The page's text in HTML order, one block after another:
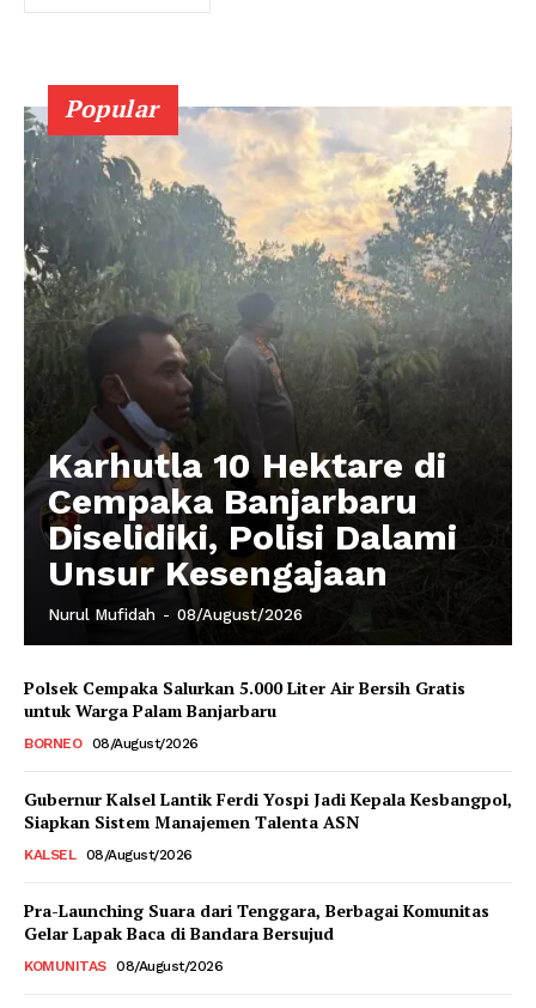
Popular
Karhutla 10 Hektare di
Cempaka Banjarbaru
Diselidiki, Polisi Dalami
Unsur Kesengajaan
Nurul Mufidah - 08/August/2026
Polsek Cempaka Salurkan 5.000 Liter Air Bersih Gratis
untuk Warga Palam Banjarbaru
BORNEO 08/August/2026
Gubernur Kalsel Lantik Ferdi Yospi Jadi Kepala Kesbangpol,
Siapkan Sistem Manajemen Talenta ASN
KALSEL 08/August/2026
Pra-Launching Suara dari Tenggara, Berbagai Komunitas
Gelar Lapak Baca di Bandara Bersujud
KOMUNITAS 08/August/2026